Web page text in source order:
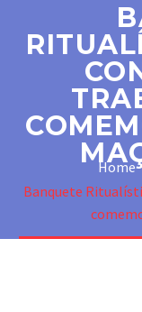
Home
Banquete